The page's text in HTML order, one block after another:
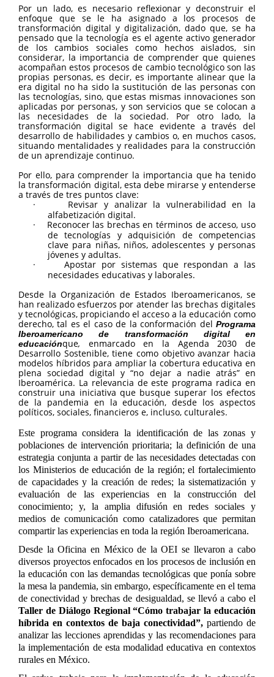
Por un lado, es necesario reflexionar y deconstruir el
enfoque que se le ha asignado a los procesos de
transformación digital y digitalización, dado que, se ha
pensado que la tecnología es el agente activo generador
de los cambios sociales como hechos aislados, sin
considerar, la importancia de comprender que quienes
acompañan estos procesos de cambio tecnológico son las
propias personas, es decir, es importante alinear que la
era digital no ha sido la sustitución de las personas con
las tecnologías, sino, que estas mismas innovaciones son
aplicadas por personas, y son servicios que se colocan a
las necesidades de la sociedad. Por otro lado, la
transformación digital se hace evidente a través del
desarrollo de habilidades y cambios o, en muchos casos,
situando mentalidades y realidades para la construcción
de un aprendizaje continuo.
Por ello, para comprender la importancia que ha tenido
la transformación digital, esta debe mirarse y entenderse
a través de tres puntos clave:
·
Revisar y analizar la vulnerabilidad en la
alfabetización digital.
·
Reconocer las brechas en términos de acceso, uso
de tecnologías y adquisición de competencias
clave para niñas, niños, adolescentes y personas
jóvenes y adultas.
·
Apostar por sistemas que respondan a las
necesidades educativas y laborales.
Desde la Organización de Estados Iberoamericanos, se
han realizado esfuerzos por atender las brechas digitales
y tecnológicas, propiciando el acceso a la educación como
derecho, tal es el caso de la conformación del Programa
Iberoamericano de transformación digital en
educaciónque, enmarcado en la Agenda 2030 de
Desarrollo Sostenible, tiene como objetivo avanzar hacia
modelos híbridos para ampliar la cobertura educativa en
plena sociedad digital y “no dejar a nadie atrás” en
Iberoamérica. La relevancia de este programa radica en
construir una iniciativa que busque superar los efectos
de la pandemia en la educación, desde los aspectos
políticos, sociales, financieros e, incluso, culturales.
Este programa considera la identificación de las zonas y
poblaciones de intervención prioritaria; la definición de una
estrategia conjunta a partir de las necesidades detectadas con
los Ministerios de educación de la región; el fortalecimiento
de capacidades y la creación de redes; la sistematización y
evaluación de las experiencias en la construcción del
conocimiento; y, la amplia difusión en redes sociales y
medios de comunicación como catalizadores que permitan
compartir las experiencias en toda la región Iberoamericana.
Desde la Oficina en México de la OEI se llevaron a cabo
diversos proyectos enfocados en los procesos de inclusión en
la educación con las demandas tecnológicas que ponía sobre
la mesa la pandemia, sin embargo, específicamente en el tema
de conectividad y brechas de desigualdad, se llevó a cabo el
Taller de Diálogo Regional “Cómo trabajar la educación
híbrida en contextos de baja conectividad”, partiendo de
analizar las lecciones aprendidas y las recomendaciones para
la implementación de esta modalidad educativa en contextos
rurales en México.